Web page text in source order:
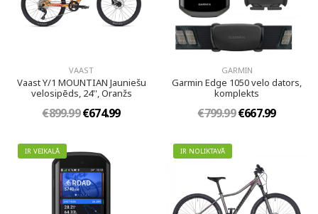
VAAST
Vaast Y/1 MOUNTIAN Jauniešu
velosipēds, 24'', Oranžs
€899.99€674.99
GARMIN
Garmin Edge 1050 velo dators,
komplekts
€799.99€667.99
IR VEIKALĀ IR NOLIKTAVĀ